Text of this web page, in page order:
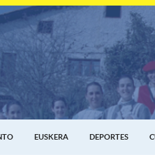
EUSKERA DEPORTES